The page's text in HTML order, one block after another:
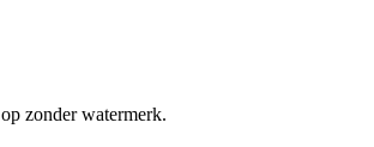
zonder watermerk.